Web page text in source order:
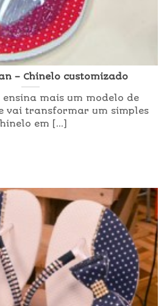
– Chinelo customizado
ensina mais um modelo de
vai transformar um simples
em [...]